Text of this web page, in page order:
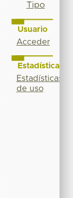
Tipo
Usuario
Acceder
Estadísticas
Estadísticas
de uso